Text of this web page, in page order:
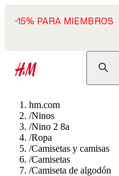
-15% PARA MIEMBROS
hm.com
/Ninos
/Nino 2 8a
/Ropa
/Camisetas y camisas
/Camisetas
/Camiseta de algodón